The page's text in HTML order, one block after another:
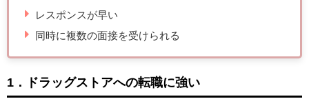
レスポンスが早い
同時に複数の面接を受けられる
1．ドラッグストアへの転職に強い